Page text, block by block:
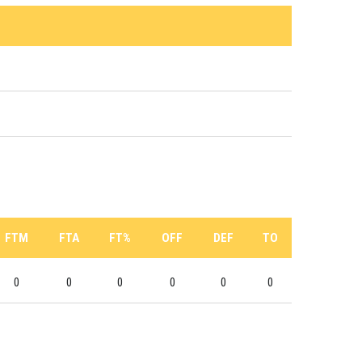
FTM FTA FT% OFF DEF TO
0 0 0 0 0 0